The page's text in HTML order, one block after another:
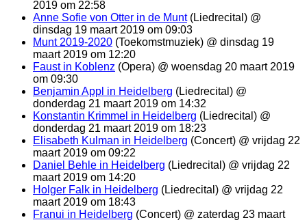
2019 om 22:58
Anne Sofie von Otter in de Munt(Liedrecital) @
dinsdag 19 maart 2019 om 09:03
Munt 2019-2020 (Toekomstmuziek) @ dinsdag 19
maart 2019 om 12:20
Faust in Koblenz (Opera) @ woensdag 20 maart 2019
om 09:30
Benjamin Appl in Heidelberg (Liedrecital) @
donderdag 21 maart 2019 om 14:32
Konstantin Krimmel in Heidelberg (Liedrecital) @
donderdag 21 maart 2019 om 18:23
Elisabeth Kulman in Heidelberg (Concert) @ vrijdag 22
maart 2019 om 09:22
Daniel Behle in Heidelberg (Liedrecital) @ vrijdag 22
maart 2019 om 14:20
Holger Falk in Heidelberg (Liedrecital) @ vrijdag 22
maart 2019 om 18:43
Franui in Heidelberg (Concert) @ zaterdag 23 maart